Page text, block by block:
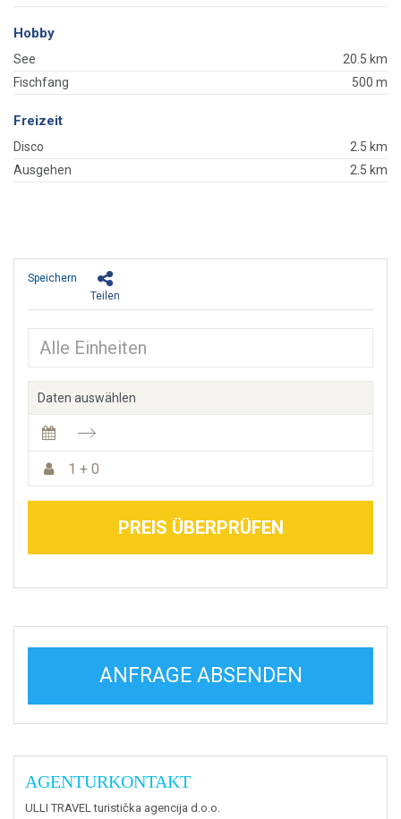
Hobby
See
20.5 km
Fischfang
500 m
Freizeit
Disco
2.5 km
Ausgehen
2.5 km
Teilen
Speichern
Daten auswählen
1 + 0
PREIS ÜBERPRÜFEN
ANFRAGE ABSENDEN
AGENTURKONTAKT
ULLI TRAVEL turistička agencija d.o.o.